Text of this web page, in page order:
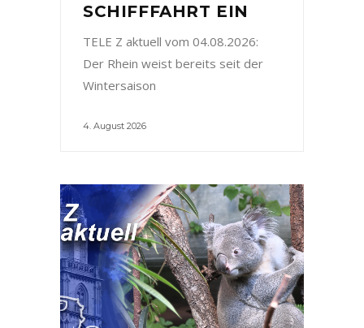
SCHIFFFAHRT EIN
TELE Z aktuell vom 04.08.2026:
Der Rhein weist bereits seit der
Wintersaison
4. August 2026